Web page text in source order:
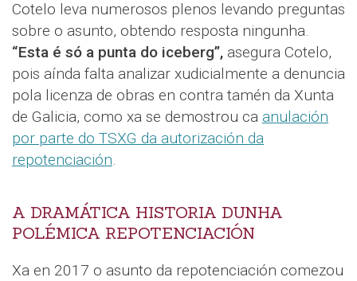
Cotelo leva numerosos plenos levando preguntas
sobre o asunto, obtendo resposta ningunha.
“Esta é só a punta do iceberg”, asegura Cotelo,
pois aínda falta analizar xudicialmente a denuncia
pola licenza de obras en contra tamén da Xunta
de Galicia, como xa se demostrou ca anulación
por parte do TSXG da autorización da
repotenciación.
A DRAMÁTICA HISTORIA DUNHA
POLÉMICA REPOTENCIACIÓN
Xa en 2017 o asunto da repotenciación comezou